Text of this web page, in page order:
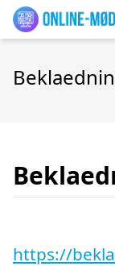
https://